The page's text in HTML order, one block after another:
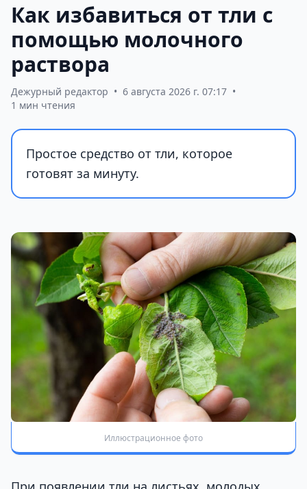
Как избавиться от тли с
помощью молочного
раствора
Дежурный редактор • 6 августа 2026 г. 07:17 •
1 мин чтения
Простое средство от тли, которое
готовят за минуту.
Иллюстрационное фото